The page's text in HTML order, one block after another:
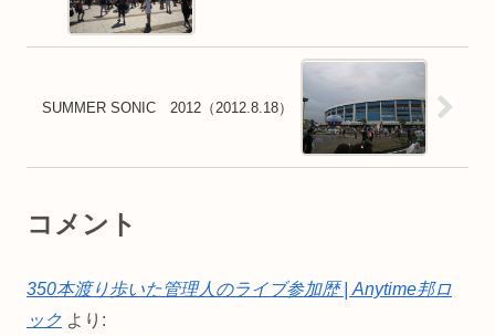
SUMMER SONIC 2012（2012.8.18）
コメント
350本渡り歩いた管理人のライブ参加歴 | Anytime邦ロ
ック より: